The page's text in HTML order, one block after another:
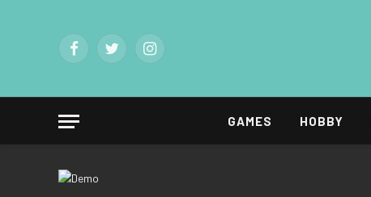
FacebookTwitterInstagram
GAMES HOBBY